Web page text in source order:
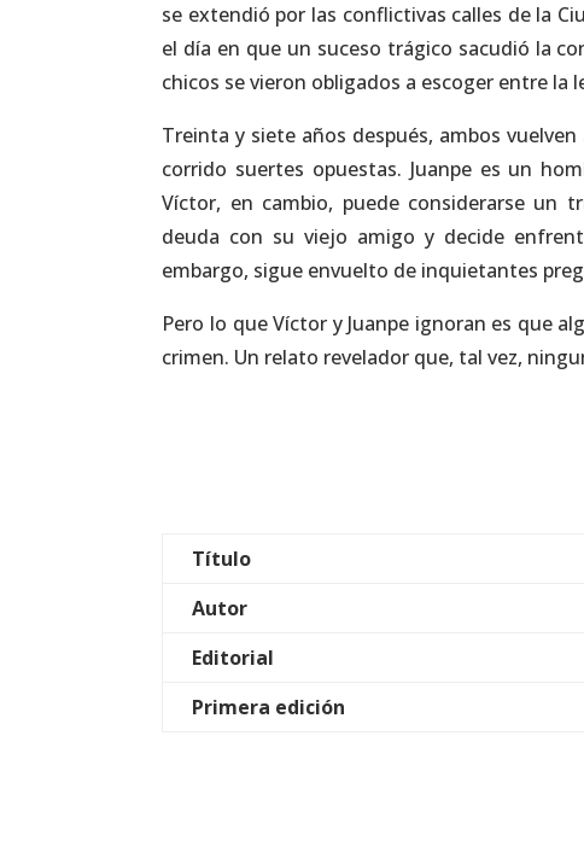
se extendió por las conflictivas calles de la
el día en que un suceso trágico sacudió la
chicos se vieron obligados a escoger entre la
Treinta y siete años después, ambos
corrido suertes opuestas. Juanpe es un
Víctor, en cambio, puede considerarse un
deuda con su viejo amigo y decide
embargo, sigue envuelto de inquietantes
Pero lo que Víctor y Juanpe ignoran es que
crimen. Un relato revelador que, tal vez,
Título
Autor
Editorial
Primera edición